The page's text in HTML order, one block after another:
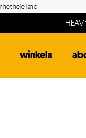
het hele land
winkels